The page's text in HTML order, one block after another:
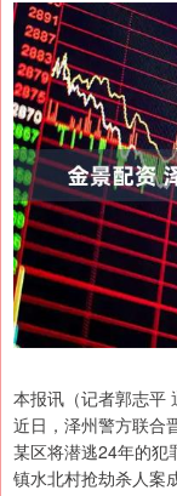
本报讯（记者郭志
近日，泽州警方联合
某区将潜逃24年的犯
镇水北村抢劫杀人案